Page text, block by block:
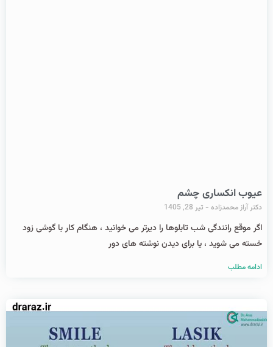
عیوب انکساری چشم
دکتر آراز محمدزاده تیر 28, 1405
اگر موقع رانندگی شب تابلوها را دیرتر می خوانید ، هنگام کار با گوشی زود
خسته می شوید ، یا برای دیدن نوشته های دور
ادامه مطلب